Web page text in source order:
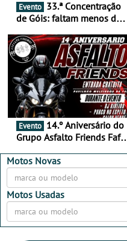
Evento
de Góis: faltam menos de
16 de agosto
Evento
Grupo Asfalto Friends Fafe,
2026
Motos Novas
Motos Usadas